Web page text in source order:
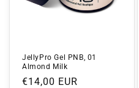
JellyPro Gel PNB, 01
Almond Milk
Normaler
€14,00 EUR